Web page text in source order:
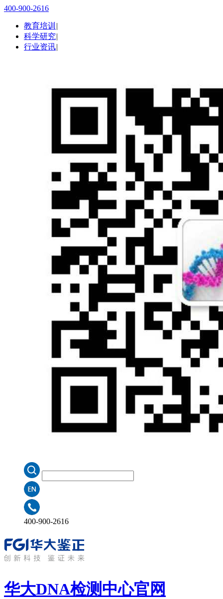
400-900-2616
教育培训 |
科学研究|
行业资讯|
400-900-2616
华大DNA检测中心官网